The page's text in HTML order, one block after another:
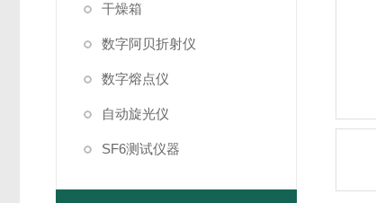
干燥箱
数字阿贝折射仪
数字熔点仪
自动旋光仪
SF6测试仪器